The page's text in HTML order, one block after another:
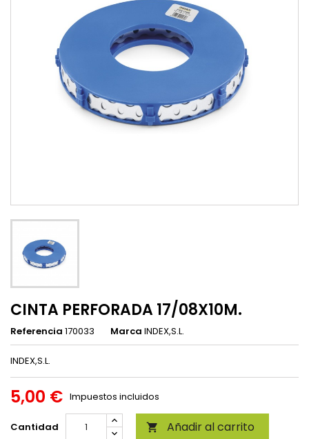
CINTA PERFORADA 17/08X10M.
Referencia 170033 Marca INDEX,S.L.
INDEX,S.L.
5,00 € Impuestos incluidos
Cantidad  Añadir al carrito